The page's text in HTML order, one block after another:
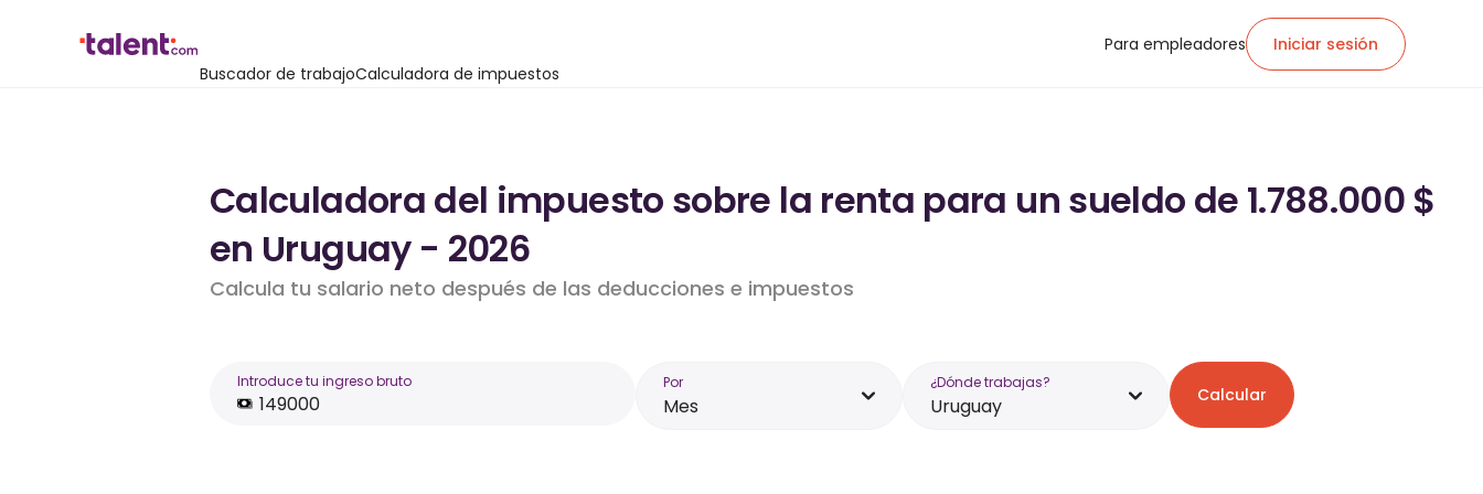
Buscador de trabajoCalculadora de impuestos
Para empleadores Iniciar sesión
Calculadora del impuesto sobre la renta para un sueldo de 1.788.000 $
en Uruguay - 2026
Calcula tu salario neto después de las deducciones e impuestos
Introduce tu ingreso bruto Por
Mes
¿Dónde trabajas?
Uruguay Calcular